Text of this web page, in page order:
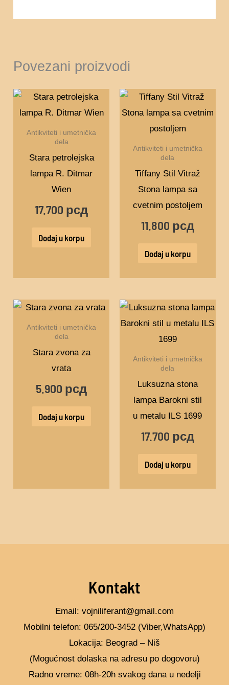
Povezani proizvodi
Antikviteti i umetnička
dela
Stara petrolejska
lampa R. Ditmar
Wien
17.700 рсд
Dodaj u korpu
Antikviteti i umetnička
dela
Tiffany Stil Vitraž
Stona lampa sa
cvetnim postoljem
11.800 рсд
Dodaj u korpu
Antikviteti i umetnička
dela
Stara zvona za
vrata
5.900 рсд
Dodaj u korpu
Antikviteti i umetnička
dela
Luksuzna stona
lampa Barokni stil
u metalu ILS 1699
17.700 рсд
Dodaj u korpu
Kontakt
Email: vojniliferant@gmail.com
Mobilni telefon: 065/200-3452 (Viber,WhatsApp)
Lokacija: Beograd – Niš
(Mogućnost dolaska na adresu po dogovoru)
Radno vreme: 08h-20h svakog dana u nedelji